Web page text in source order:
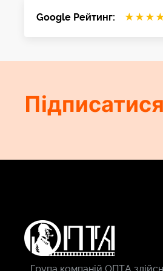
Google Рейтинг: ★ ★ ★
Підписатися